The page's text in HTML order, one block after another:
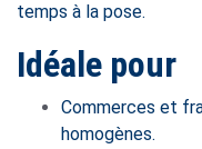
temps à la pose.
Idéale pour
Commerces et
homogènes.